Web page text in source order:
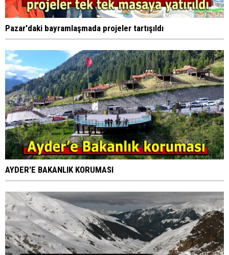
Pazar'daki bayramlaşmada projeler tartışıldı
AYDER'E BAKANLIK KORUMASI